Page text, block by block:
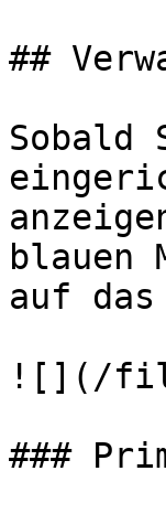
##
Sobald
blauen
auf
![](/
###